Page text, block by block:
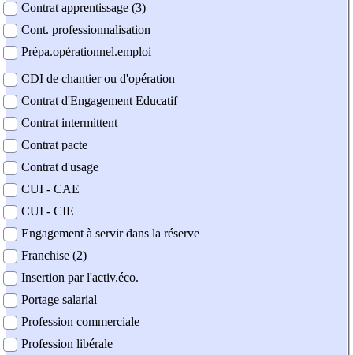
Contrat apprentissage (3)
Cont. professionnalisation
Prépa.opérationnel.emploi
CDI de chantier ou d'opération
Contrat d'Engagement Educatif
Contrat intermittent
Contrat pacte
Contrat d'usage
CUI - CAE
CUI - CIE
Engagement à servir dans la réserve
Franchise (2)
Insertion par l'activ.éco.
Portage salarial
Profession commerciale
Profession libérale